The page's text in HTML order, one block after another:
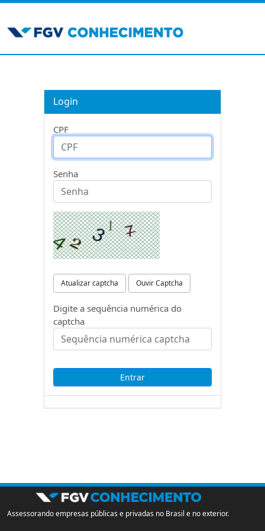
Login
CPF
Senha
Atualizar captcha Ouvir Captcha
Digite a sequência numérica do
captcha
Assessorando empresas públicas e privadas no Brasil e no exterior.